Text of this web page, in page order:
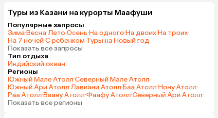
строятся гостиницы и много. Кто,
конечно, бывал на таких островах,
знают их специфику. Отель
порадовал и персонал, и, конечно,
необыкновенной красоты океан!
Будет возможность, обязательно
вернемся!
Туры из Казани на курорты Маафуши
Популярные запросы
Зима·Весна·Лето·Осень·На одного·На двоих·На троих·
На 7 ночей·С ребенком·Туры на Новый год·
Показать все запросы
Тип отдыха
Индийский океан
Регионы
Южный Мале Атолл·Северный Мале Атолл·
Южный Ари Атолл·Лавиани Атолл·Баа Атолл·Нону Атолл·
Раа Атолл·Вааву Атолл·Фаафу Атолл·Северный Ари Атолл·
Показать все регионы